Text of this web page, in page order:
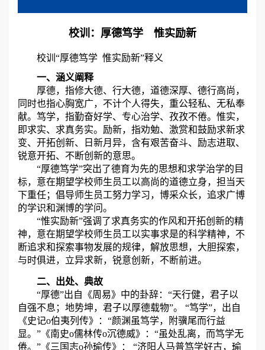
校训：厚德笃学 惟实励新
校训“厚德笃学 惟实励新”释义
一、涵义阐释
厚德，指修大德、行大德，道德深厚、德行高尚，
同时也指心胸宽广，不计个人得失，重公轻私、无私奉
献。笃学，指勤奋好学、专心治学、孜孜不倦。惟实，
即求实、求真务实。励新，指劝勉、激赏和鼓励求新求
变、开拓创新、日新月异，含有艰苦奋斗、励志进取、
锐意开拓、不断创新的意思。
“厚德笃学”突出了德育为先的思想和求学治学的目
标，意在期望学校师生员工以高尚的道德立身，担当天
下重任；倡导师生员工努力学习，博采众长，追求广博
的学识和渊博的学问。
“惟实励新”强调了求真务实的作风和开拓创新的精
神，意在期望学校师生员工以实事求是的科学精神，不
断追求和探索事物发展的规律，解放思想，大胆探索，
与时俱进，立异求新，锐意创新，不断前进。
二、出处、典故
“厚德”出自《周易》中的卦辞：“天行健，君子以
自强不息；地势坤，君子以厚德载物”。 “笃学”，出自
《史记o伯夷列传》：“颜渊虽笃学，附骥尾而行益
显。”《南史o儒林传o沉德威》：“虽处乱离，而笃学无
倦。”《三国志o孙瑜传》： “济阳人马普笃学好古，瑜